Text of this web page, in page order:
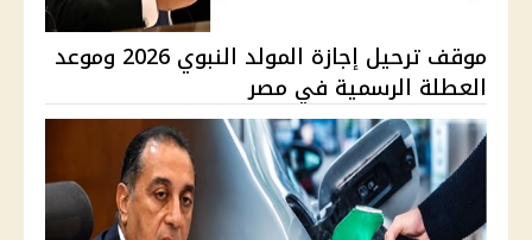
موقف ترحيل إجازة المولد النبوي 2026 وموعد
العطلة الرسمية في مصر